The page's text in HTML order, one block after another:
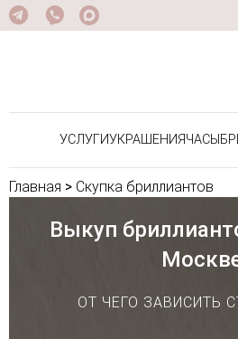
УСЛУГИУКРАШЕНИЯЧАСЫ
Главная > Скупка бриллиантов
Выкуп
ОТ ЧЕГО ЗАВИСИТЬ